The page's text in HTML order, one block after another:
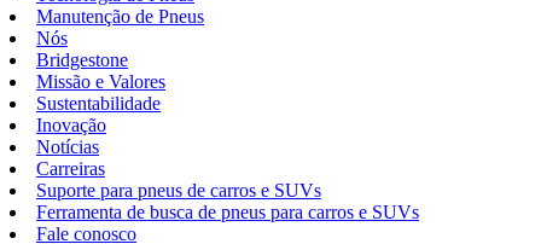
Manutenção de Pneus
Nós
Bridgestone
Missão e Valores
Sustentabilidade
Inovação
Notícias
Carreiras
Suporte para pneus de carros e SUVs
Ferramenta de busca de pneus para carros e SUVs
Fale conosco